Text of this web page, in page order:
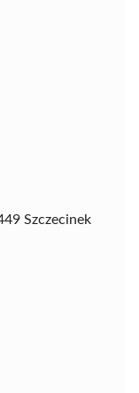
Szczecinek